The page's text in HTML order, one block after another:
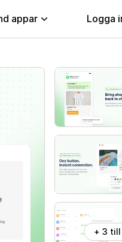
appar Logga
+ 3 till